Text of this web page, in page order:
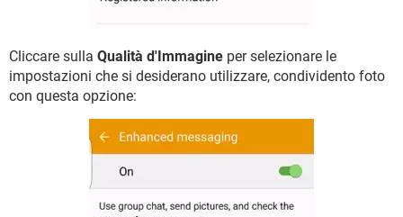
Cliccare sulla Qualità d'Immagine per selezionare le
impostazioni che si desiderano utilizzare, condividento foto
con questa opzione: